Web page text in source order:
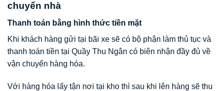
chuyển nhà
Thanh toán bằng hình thức tiền mặt
Khi khách hàng gửi tại bãi xe sẽ có bộ phận làm thủ tục và
thanh toán tiền tại Quầy Thu Ngân có biên nhận đầy đủ về
vận chuyển hàng hóa.
Với hàng hóa lấy tận nơi tại kho thì sau khi lên hàng sẽ thu